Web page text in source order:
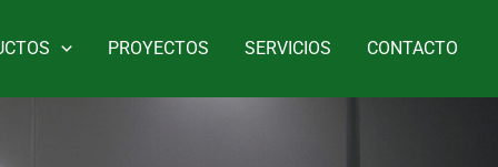
PROYECTOS SERVICIOS CONTACTO